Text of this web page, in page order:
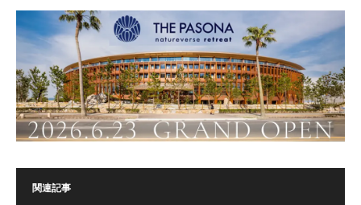
関連記事